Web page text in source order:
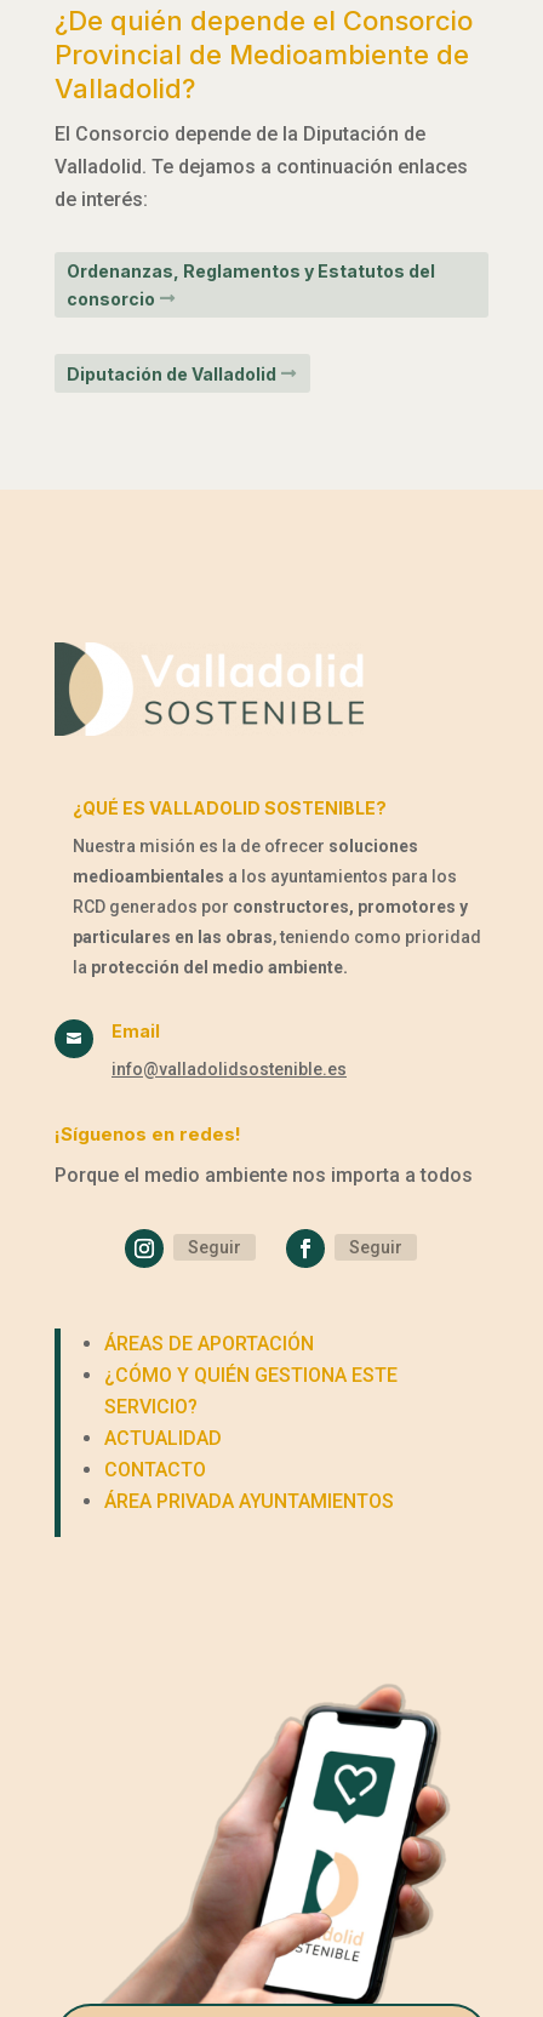
¿De quién depende el Consorcio
Provincial de Medioambiente de
Valladolid?
El Consorcio depende de la Diputación de
Valladolid. Te dejamos a continuación enlaces
de interés:
Ordenanzas, Reglamentos y Estatutos del
consorcio
Diputación de Valladolid
¿QUÉ ES VALLADOLID SOSTENIBLE?
Nuestra misión es la de ofrecer soluciones
medioambientales a los ayuntamientos para los
RCD generados por constructores, promotores y
particulares en las obras, teniendo como prioridad
la protección del medio ambiente.
 Email
info@valladolidsostenible.es
¡Síguenos en redes!
Porque el medio ambiente nos importa a todos
Seguir Seguir
ÁREAS DE APORTACIÓN
¿CÓMO Y QUIÉN GESTIONA ESTE
SERVICIO?
ACTUALIDAD
CONTACTO
ÁREA PRIVADA AYUNTAMIENTOS